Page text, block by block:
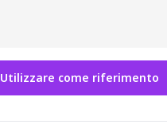
Utilizzare come riferimento